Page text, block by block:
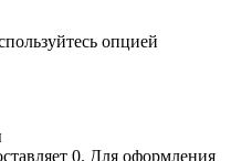
опцией
0. Для оформления